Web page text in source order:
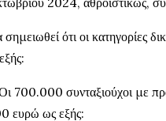
ότι οι κατηγορίες
700.000 συνταξιούχοι με
ευρώ ως εξής: